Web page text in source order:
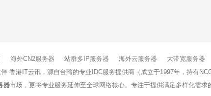
海外CN2服务器 站群多IP服务器 海外云服务器 大带宽服务器
香港IT云讯，源自台湾的专业IDC服务提供商（成立于1997年，持有
器市场，更将专业服务延伸至全球网络核心。专注于提供满足多样化需求